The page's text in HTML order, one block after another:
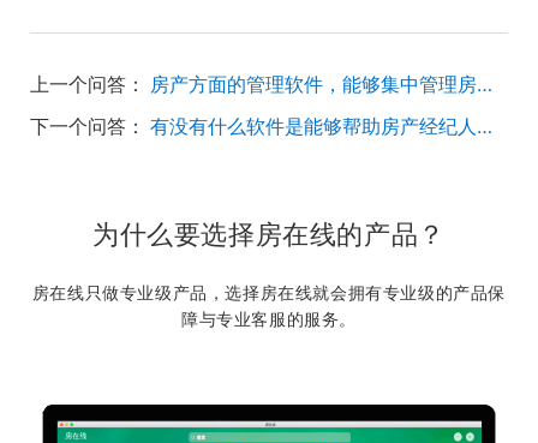
上一个问答：
房产方面的管理软件，能够集中管理房源，方便找房源，最好能支持手机办公的软件有什么？
下一个问答：
有没有什么软件是能够帮助房产经纪人管理房客源数据的同时还可以找业主房源的？
为什么要选择房在线的产品？
房在线只做专业级产品，选择房在线就会拥有专业级的产品保
障与专业客服的服务。